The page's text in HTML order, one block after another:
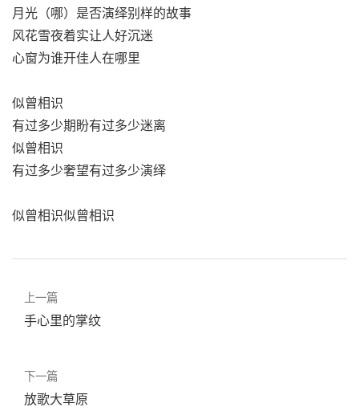
月光（哪）是否演绎别样的故事
风花雪夜着实让人好沉迷
心窗为谁开佳人在哪里
似曾相识
有过多少期盼有过多少迷离
似曾相识
有过多少奢望有过多少演绎
似曾相识似曾相识
上一篇
手心里的掌纹
下一篇
放歌大草原